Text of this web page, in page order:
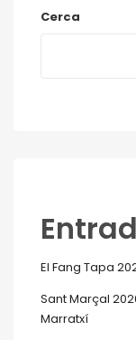
Cerca
El Fang Tapa
Sant Marçal
Marratxí